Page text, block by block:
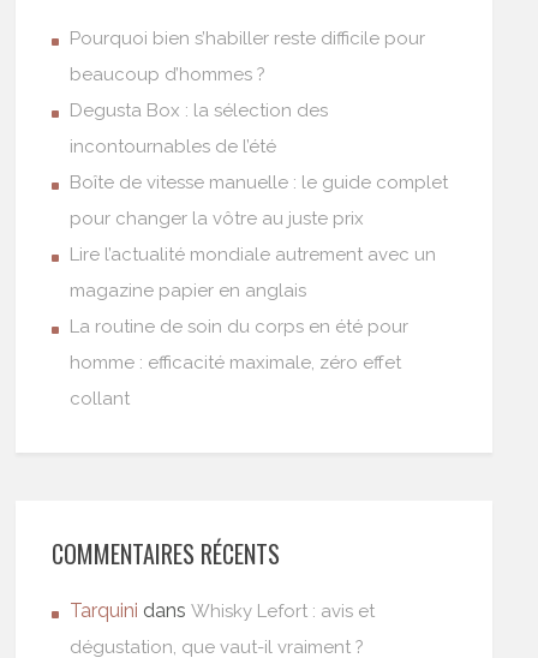
Pourquoi bien s’habiller reste difficile pour
beaucoup d’hommes ?
Degusta Box : la sélection des
incontournables de l’été
Boîte de vitesse manuelle : le guide complet
pour changer la vôtre au juste prix
Lire l’actualité mondiale autrement avec un
magazine papier en anglais
La routine de soin du corps en été pour
homme : efficacité maximale, zéro effet
collant
COMMENTAIRES RÉCENTS
Tarquini dansWhisky Lefort : avis et
dégustation, que vaut-il vraiment ?